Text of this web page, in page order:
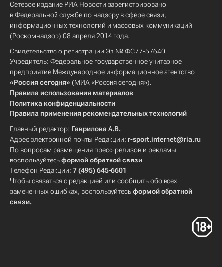
Сетевое издание РИА Новости зарегистрировано
в Федеральной службе по надзору в сфере связи,
информационных технологий и массовых коммуникаций
(Роскомнадзор) 08 апреля 2014 года.
Свидетельство о регистрации Эл № ФС77-57640
Учредитель: Федеральное государственное унитарное
предприятие Международное информационное агентство
«Россия сегодня» (МИА «Россия сегодня»).
Правила использования материалов
Политика конфиденциальности
Правила применения рекомендательных технологий
Главный редактор: Гаврилова А.В.
Адрес электронной почты Редакции: r-sport.internet@ria.ru
По вопросам размещения пресс-релизов и рекламы
воспользуйтесьформой обратной связи
Телефон Редакции: 7 (495) 645-6601
Чтобы связаться с редакцией или сообщить обо всех
замеченных ошибках, воспользуйтесьформой обратной
связи.